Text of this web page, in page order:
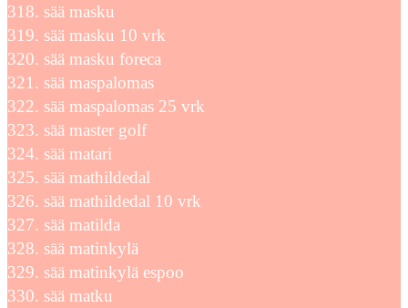
sää masku
sää masku 10 vrk
sää masku foreca
sää maspalomas
sää maspalomas 25 vrk
sää master golf
sää matari
sää mathildedal
sää mathildedal 10 vrk
sää matilda
sää matinkylä
sää matinkylä espoo
sää matku